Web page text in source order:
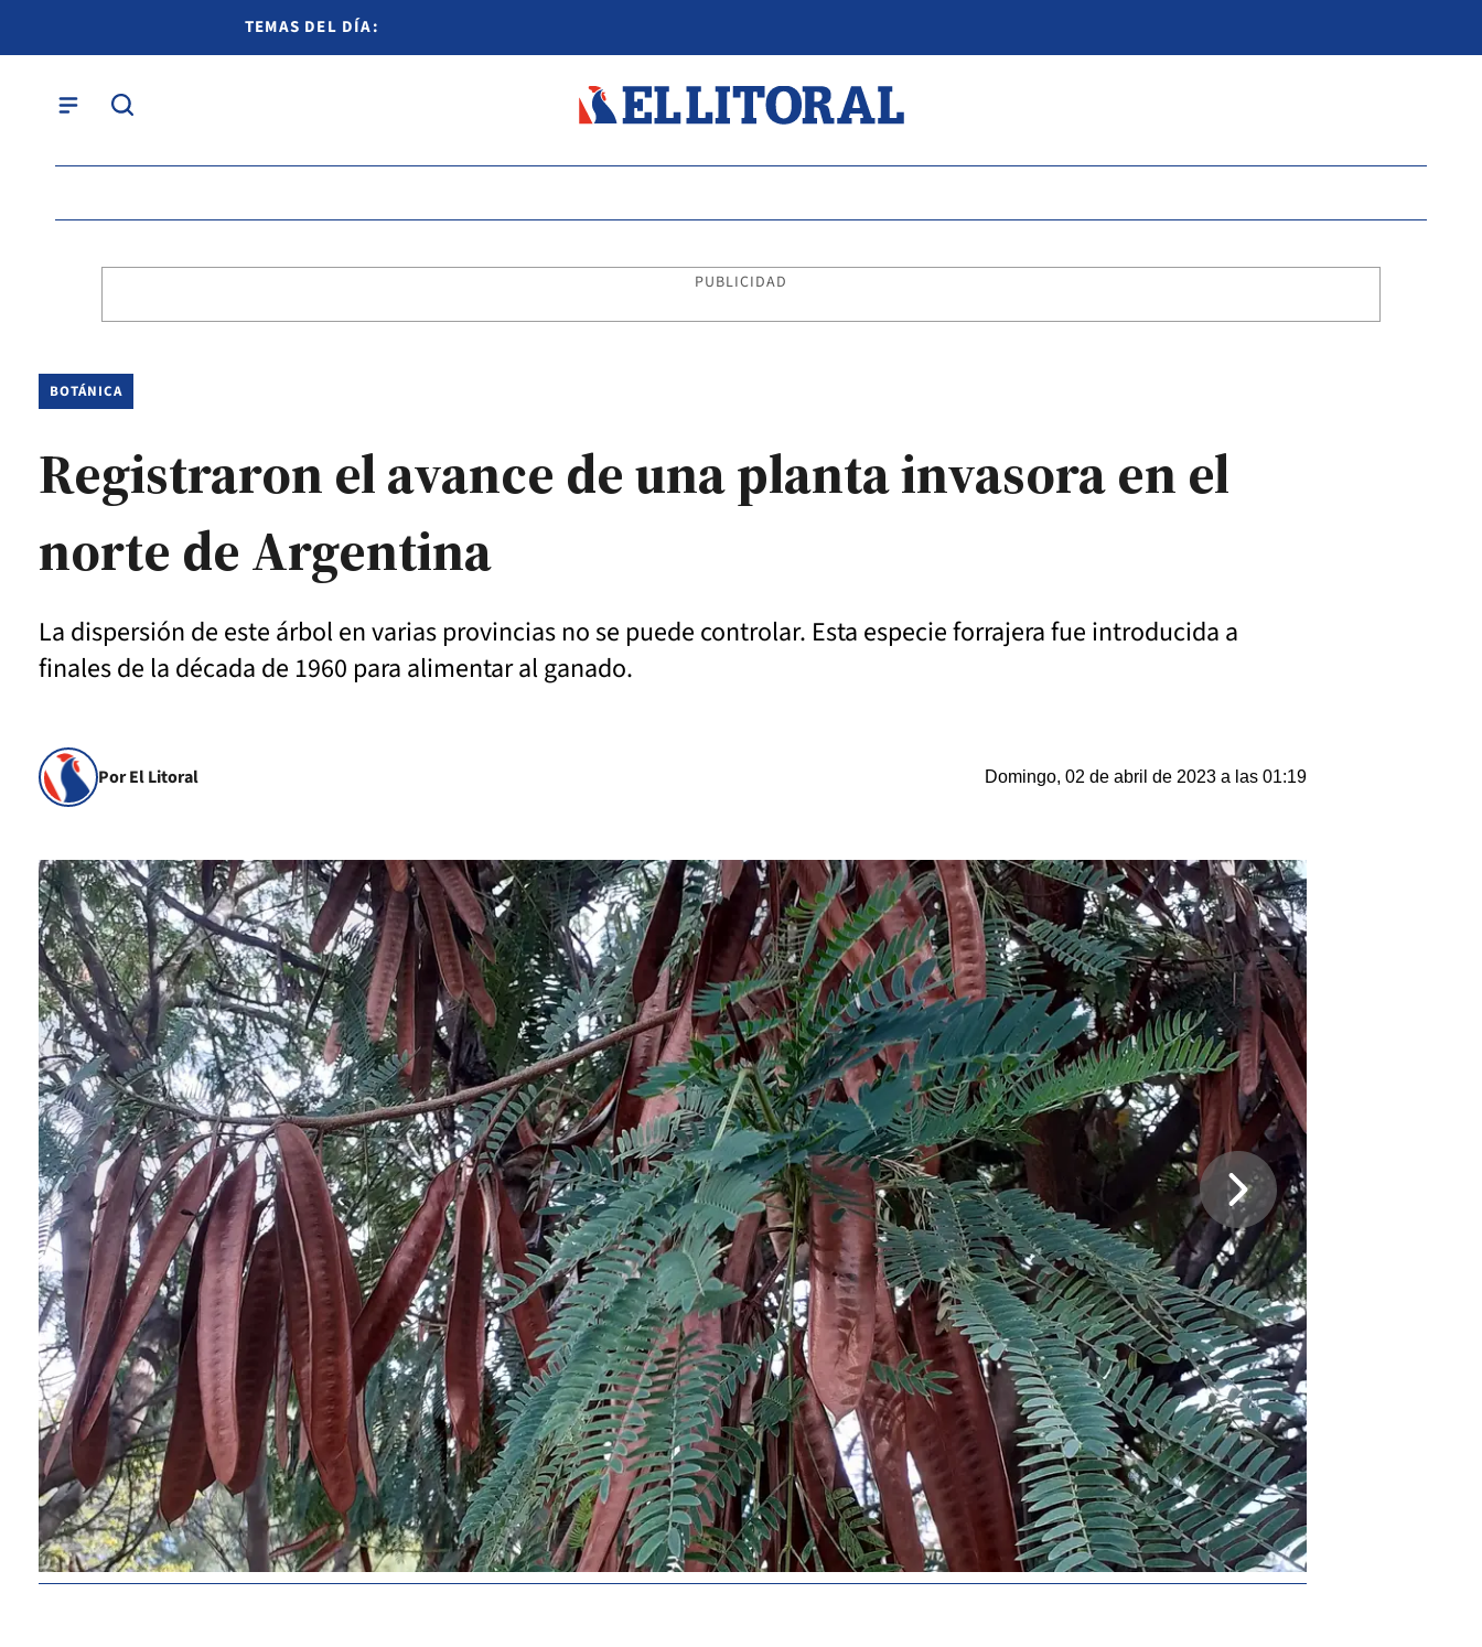
TEMAS DEL DÍA:
PUBLICIDAD
BOTÁNICA
Registraron el avance de una planta invasora en el
norte de Argentina
La dispersión de este árbol en varias provincias no se puede controlar. Esta especie forrajera fue introducida a
finales de la década de 1960 para alimentar al ganado.
Por El Litoral Domingo, 02 de abril de 2023 a las 01:19